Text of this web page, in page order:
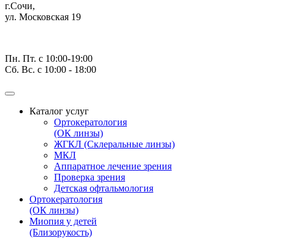
г.Сочи,
ул. Московская 19
Пн. Пт. с 10:00-19:00
Сб. Вс. с 10:00 - 18:00
Каталог услуг
Ортокератология
(ОК линзы)
ЖГКЛ (Склеральные линзы)
МКЛ
Аппаратное лечение зрения
Проверка зрения
Детская офтальмология
Ортокератология
(ОК линзы)
Миопия у детей
(Близорукость)